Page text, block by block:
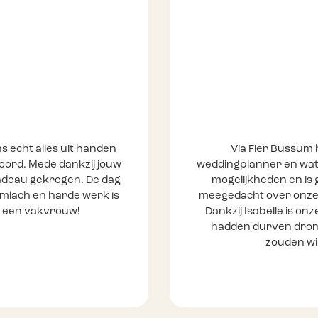
echt alles uit handen
Mede dankzij jouw
gekregen. De dag
en harde werk is
vakvrouw!
Via Fier
weddingplanner en
mogelijkheden en is
meegedacht over
Dankzij Isabelle is
hadden durven
zouden